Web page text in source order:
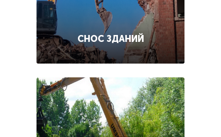
СНОС ЗДАНИЙ